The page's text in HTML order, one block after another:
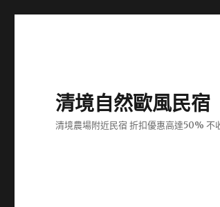
清境自然歐風民宿
清境農場附近民宿 折扣優惠高達50% 不